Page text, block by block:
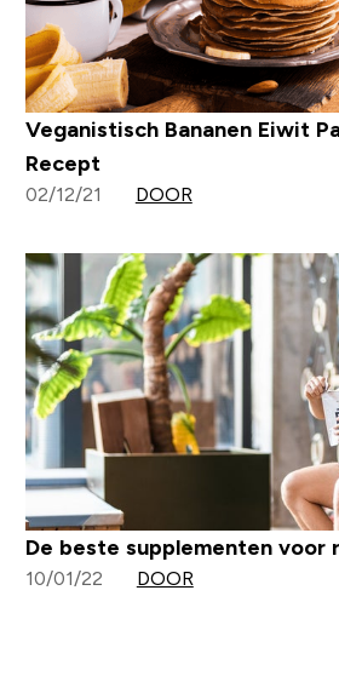
Veganistisch Bananen Eiwit
Recept
02/12/21 DOOR
De beste supplementen voor
10/01/22 DOOR